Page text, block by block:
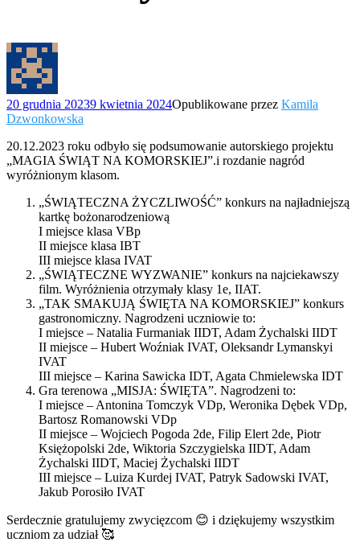
20 grudnia 20239 kwietnia 2024Opublikowane przez Kamila
Dzwonkowska
20.12.2023 roku odbyło się podsumowanie autorskiego projektu
„MAGIA ŚWIĄT NA KOMORSKIEJ”.i rozdanie nagród
wyróżnionym klasom.
„ŚWIĄTECZNA ŻYCZLIWOŚĆ” konkurs na najładniejszą
kartkę bożonarodzeniową
I miejsce klasa VBp
II miejsce klasa IBT
III miejsce klasa IVAT
„ŚWIĄTECZNE WYZWANIE” konkurs na najciekawszy
film. Wyróżnienia otrzymały klasy 1e, IIAT.
„TAK SMAKUJĄ ŚWIĘTA NA KOMORSKIEJ” konkurs
gastronomiczny. Nagrodzeni uczniowie to:
I miejsce – Natalia Furmaniak IIDT, Adam Żychalski IIDT
II miejsce – Hubert Woźniak IVAT, Oleksandr Lymanskyi
IVAT
III miejsce – Karina Sawicka IDT, Agata Chmielewska IDT
Gra terenowa „MISJA: ŚWIĘTA”. Nagrodzeni to:
I miejsce – Antonina Tomczyk VDp, Weronika Dębek VDp,
Bartosz Romanowski VDp
II miejsce – Wojciech Pogoda 2de, Filip Elert 2de, Piotr
Księżopolski 2de, Wiktoria Szczygielska IIDT, Adam
Żychalski IIDT, Maciej Żychalski IIDT
III miejsce – Luiza Kurdej IVAT, Patryk Sadowski IVAT,
Jakub Porosiło IVAT
Serdecznie gratulujemy zwycięzcom 😊 i dziękujemy wszystkim
uczniom za udział 🥰